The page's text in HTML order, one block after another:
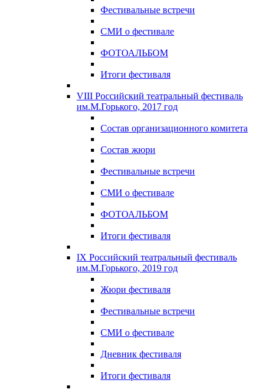
Фестивальные встречи
СМИ о фестивале
ФОТОАЛЬБОМ
Итоги фестиваля
VIII Российский театральный фестиваль
им.М.Горького, 2017 год
Состав организационного комитета
Состав жюри
Фестивальные встречи
СМИ о фестивале
ФОТОАЛЬБОМ
Итоги фестиваля
IX Российский театральный фестиваль
им.М.Горького, 2019 год
Жюри фестиваля
Фестивальные встречи
СМИ о фестивале
Дневник фестиваля
Итоги фестиваля